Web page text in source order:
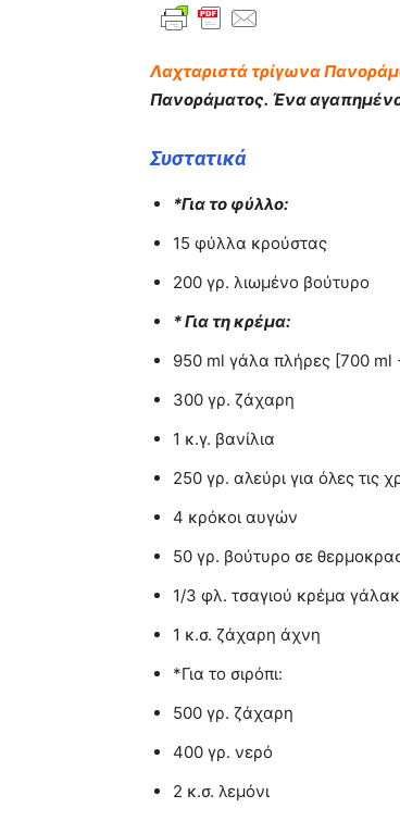
Λαχταριστά τρίγωνα
Πανοράματος. Ένα αγαπημένο
Συστατικά
*Για το φύλλο:
15 φύλλα κρούστας
200 γρ. λιωμένο βούτυρο
* Για τη κρέμα:
950 ml γάλα πλήρες [700 ml
300 γρ. ζάχαρη
1 κ.γ. βανίλια
250 γρ. αλεύρι για όλες τις
4 κρόκοι αυγών
50 γρ. βούτυρο σε
1/3 φλ. τσαγιού κρέμα
1 κ.σ. ζάχαρη άχνη
*Για το σιρόπι:
500 γρ. ζάχαρη
400 γρ. νερό
2 κ.σ. λεμόνι